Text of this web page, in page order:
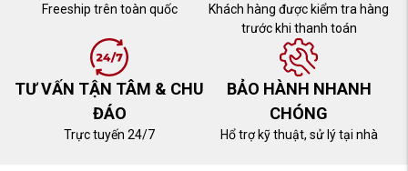
Freeship trên toàn quốc
Khách hàng được kiểm tra hàng
trước khi thanh toán
TƯ VẤN TẬN TÂM & CHU
ĐÁO
Trực tuyến 24/7
BẢO HÀNH NHANH
CHÓNG
Hổ trợ kỹ thuật, sử lý tại nhà